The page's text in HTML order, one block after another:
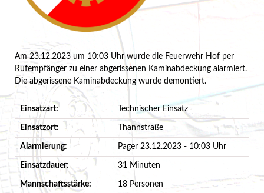
Am 23.12.2023 um 10:03 Uhr wurde die Feuerwehr Hof per
Rufempfänger zu einer abgerissenen Kaminabdeckung alarmiert.
Die abgerissene Kaminabdeckung wurde demontiert.
Einsatzart: Technischer Einsatz
Einsatzort: Thannstraße
Alarmierung: Pager 23.12.2023 - 10:03 Uhr
Einsatzdauer: 31 Minuten
Mannschaftsstärke: 18 Personen